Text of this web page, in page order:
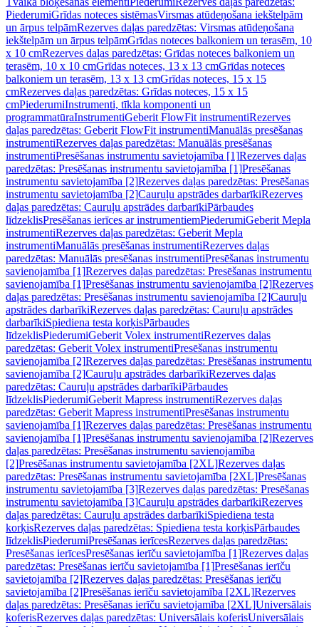
PiederumiGrīdas noteces sistēmasVirsmas atūdeņošana iekštelpām
un ārpus telpāmRezerves daļas paredzētas: Virsmas atūdeņošana
iekštelpām un ārpus telpāmGrīdas noteces balkoniem un terasēm, 10
x 10 cmRezerves daļas paredzētas: Grīdas noteces balkoniem un
terasēm, 10 x 10 cmGrīdas noteces, 13 x 13 cmGrīdas noteces
balkoniem un terasēm, 13 x 13 cmGrīdas noteces, 15 x 15
cmRezerves daļas paredzētas: Grīdas noteces, 15 x 15
cmPiederumiInstrumenti, tīkla komponenti un
programmatūraInstrumentiGeberit FlowFit instrumentiRezerves
daļas paredzētas: Geberit FlowFit instrumentiManuālās presēšanas
instrumentiRezerves daļas paredzētas: Manuālās presēšanas
instrumentiPresēšanas instrumentu savietojamība [1]Rezerves daļas
paredzētas: Presēšanas instrumentu savietojamība [1]Presēšanas
instrumentu savietojamība [2]Rezerves daļas paredzētas: Presēšanas
instrumentu savietojamība [2]Cauruļu apstrādes darbarīkiRezerves
daļas paredzētas: Cauruļu apstrādes darbarīkiPārbaudes
līdzeklisPresēšanas ierīces ar instrumentiemPiederumiGeberit Mepla
instrumentiRezerves daļas paredzētas: Geberit Mepla
instrumentiManuālās presēšanas instrumentiRezerves daļas
paredzētas: Manuālās presēšanas instrumentiPresēšanas instrumentu
savienojamība [1]Rezerves daļas paredzētas: Presēšanas instrumentu
savienojamība [1]Presēšanas instrumentu savienojamība [2]Rezerves
daļas paredzētas: Presēšanas instrumentu savienojamība [2]Cauruļu
apstrādes darbarīkiRezerves daļas paredzētas: Cauruļu apstrādes
darbarīkiSpiediena testa korķisPārbaudes
līdzeklisPiederumiGeberit Volex instrumentiRezerves daļas
paredzētas: Geberit Volex instrumentiPresēšanas instrumentu
savienojamība [2]Rezerves daļas paredzētas: Presēšanas instrumentu
savienojamība [2]Cauruļu apstrādes darbarīkiRezerves daļas
paredzētas: Cauruļu apstrādes darbarīkiPārbaudes
līdzeklisPiederumiGeberit Mapress instrumentiRezerves daļas
paredzētas: Geberit Mapress instrumentiPresēšanas instrumentu
savienojamība [1]Rezerves daļas paredzētas: Presēšanas instrumentu
savienojamība [1]Presēšanas instrumentu savienojamība [2]Rezerves
daļas paredzētas: Presēšanas instrumentu savienojamība
[2]Presēšanas instrumentu savietojamība [2XL]Rezerves daļas
paredzētas: Presēšanas instrumentu savietojamība [2XL]Presēšanas
instrumentu savietojamība [3]Rezerves daļas paredzētas: Presēšanas
instrumentu savietojamība [3]Cauruļu apstrādes darbarīkiRezerves
daļas paredzētas: Cauruļu apstrādes darbarīkiSpiediena testa
korķisRezerves daļas paredzētas: Spiediena testa korķisPārbaudes
līdzeklisPiederumiPresēšanas ierīcesRezerves daļas paredzētas:
Presēšanas ierīcesPresēšanas ierīču savietojamība [1]Rezerves daļas
paredzētas: Presēšanas ierīču savietojamība [1]Presēšanas ierīču
savietojamība [2]Rezerves daļas paredzētas: Presēšanas ierīču
savietojamība [2]Presēšanas ierīču savietojamība [2XL]Rezerves
daļas paredzētas: Presēšanas ierīču savietojamība [2XL]Universālais
koferisRezerves daļas paredzētas: Universālais koferisUniversālais